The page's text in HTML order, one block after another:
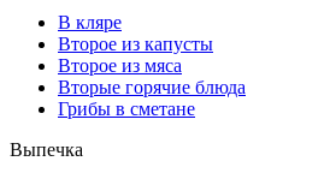
В кляре
Второе из капусты
Второе из мяса
Вторые горячие блюда
Грибы в сметане
Выпечка